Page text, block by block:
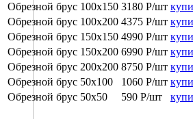
Обрезной брус 100х150 3180 Р/шт
Обрезной брус 100х200 4375 Р/шт
Обрезной брус 150х150 4990 Р/шт
Обрезной брус 150х200 6990 Р/шт
Обрезной брус 200х200 8750 Р/шт
Обрезной брус 50х100
1060 Р/шт
Обрезной брус 50х50
590 Р/шт